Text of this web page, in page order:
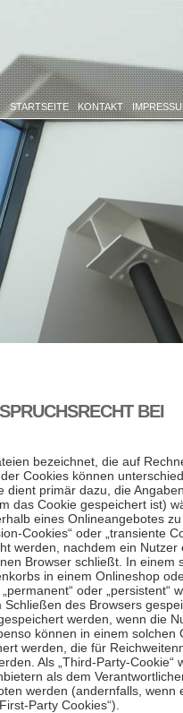
KONTAKT
STARTSEITE
BEI
bezeichnet, die auf
Cookies können
dient primär dazu, die
das Cookie gespeichert ist)
eines Onlineangebotes
Cookies“ oder „transiente
werden, nachdem ein Nutzer
Browser schließt. In einem
in einem Onlineshop
oder „persistent“
des Browsers
werden, wenn die
können in einem solchen
werden, die für
Als „Third-Party-Cookie“
als dem
werden (andernfalls, wenn
Party Cookies“).